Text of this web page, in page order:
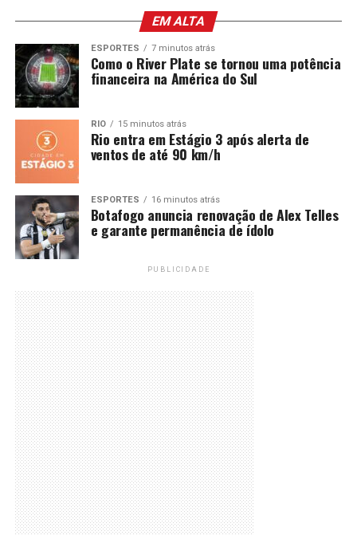
EM ALTA
ESPORTES 7 minutos atrás
Como o River Plate se tornou uma potência
financeira na América do Sul
RIO 15 minutos atrás
Rio entra em Estágio 3 após alerta de
ventos de até 90 km/h
ESPORTES 16 minutos atrás
Botafogo anuncia renovação de Alex Telles
e garante permanência de ídolo
PUBLICIDADE